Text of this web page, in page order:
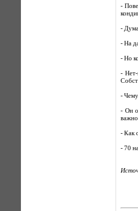
-
-
- На
- Но
-
-
- Он
- Как
- 70